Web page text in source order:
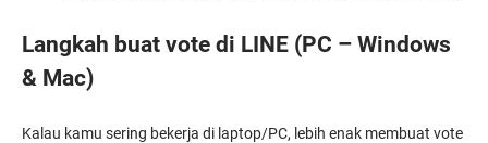
Langkah buat vote di LINE (PC – Windows
& Mac)
Kalau kamu sering bekerja di laptop/PC, lebih enak membuat vote